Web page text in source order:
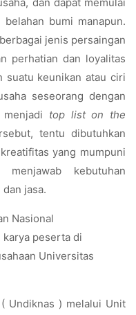
bumi manapun.
jenis persaingan
perhatian dan loyalitas
suatu keunikan atau ciri
seseorang dengan
top list on the
tentu dibutuhkan
yang mumpuni
kebutuhan
jasa.
karya peserta di
Universitas
Undiknas ) melalui Unit